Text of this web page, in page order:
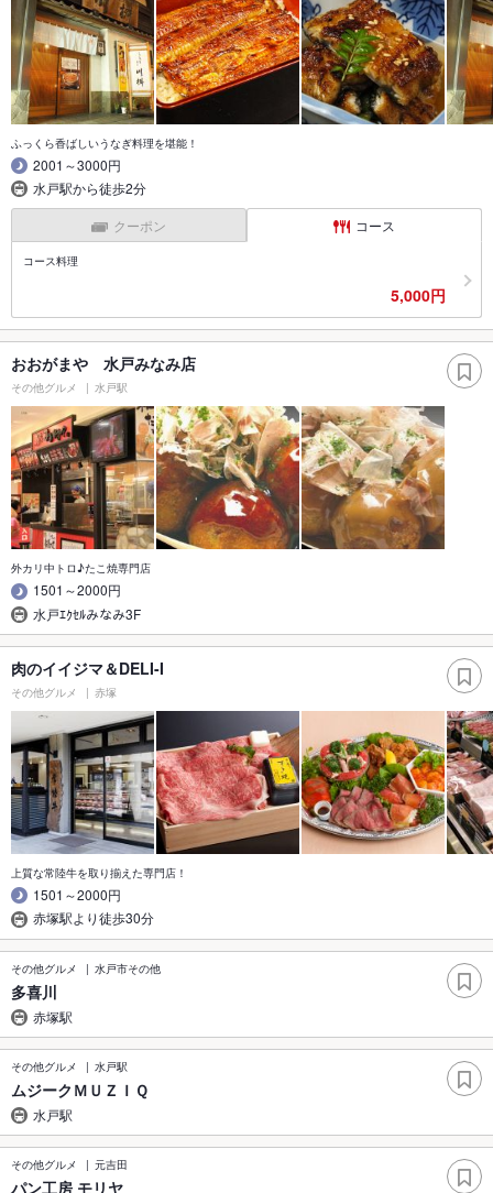
ふっくら香ばしいうなぎ料理を堪能！
2001～3000円
水戸駅から徒歩2分
クーポン コース
コース料理
5,000円
おおがまや 水戸みなみ店
その他グルメ 水戸駅
外カリ中トロ♪たこ焼専門店
1501～2000円
水戸ｴｸｾﾙみなみ3F
肉のイイジマ＆DELI-I
その他グルメ 赤塚
上質な常陸牛を取り揃えた専門店！
1501～2000円
赤塚駅より徒歩30分
その他グルメ 水戸市その他
多喜川
赤塚駅
その他グルメ 水戸駅
ムジークＭＵＺＩＱ
水戸駅
その他グルメ 元吉田
パン工房 モリヤ